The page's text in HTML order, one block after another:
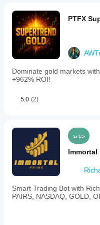
PTFX
Dominate gold markets
+962% ROI!
5.0 (2)
جديد
Immortal
Smart Trading Bot with
PAIRS, NASDAQ, GOLD,